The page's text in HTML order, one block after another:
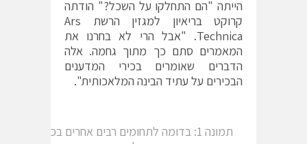
הייתה "הם התחלקו על השכל?" הודתה
קרוקטבריאיון
למגזין הרשת Ars
Technica. "אבל הרי לא בחרנו את
המאמרים סתם כך מתוך גחמה. אלה
הדברים שאומרים בכירי המדענים
הבכירים על עתיד הבינה המלאכותית".
תמונה 1: בדומה לתחומים רבים אחרים בכלכלה